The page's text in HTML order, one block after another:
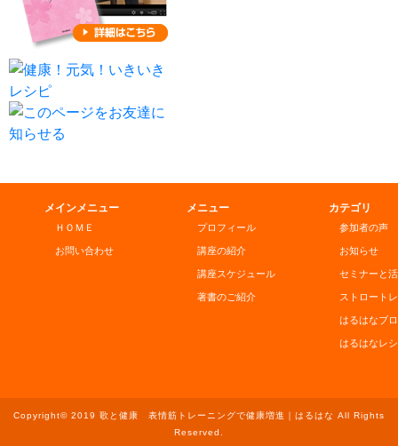
メインメニュー
ＨＯＭＥ
お問い合わせ
メニュー
プロフィール
講座の紹介
講座スケジュール
著書のご紹介
カテゴリ
参加者の声
お知らせ
セミナーと
ストロート
はるはなブ
はるはなレ
Copyright© 2019 歌と健康 表情筋トレーニングで健康増進｜はるはな All Rights
Reserved.